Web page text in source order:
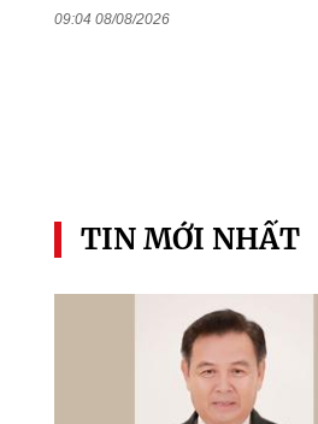
09:04 08/08/2026
TIN MỚI NHẤT